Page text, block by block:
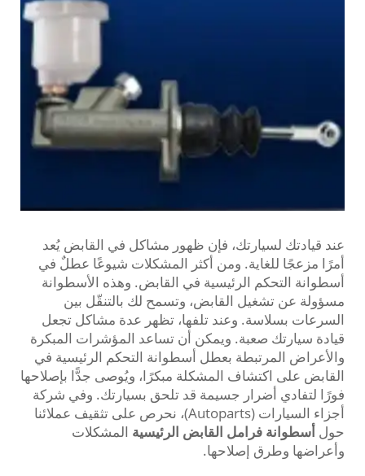
عند قيادتك لسيارتك، فإن ظهور مشاكل في القابض يُعد
أمرًا مزعجًا للغاية. ومن أكثر المشكلات شيوعًا عطلٌ في
أسطوانة التحكم الرئيسية في القابض. وهذه الأسطوانة
مسؤولة عن تشغيل القابض، وتسمح لك بالتنقّل بين
السرعات بسلاسة. وعند تلفها، تظهر عدة مشاكل تجعل
قيادة سيارتك صعبة. ويمكن أن تساعد المؤشرات المبكرة
والأعراض المرتبطة بعطل أسطوانة التحكم الرئيسية في
القابض على اكتشاف المشكلة مبكرًا، ويُوصى جدًّا بإصلاحها
فورًا لتفادي أضرار جسيمة قد تلحق بسيارتك. وفي شركة
أجزاء السيارات (Autoparts)، نحرص على تثقيف عملائنا
حول أسطوانة فرامل القابض الرئيسية المشكلات
وأعراضها وطرق إصلاحها.